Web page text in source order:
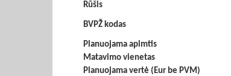
Rūšis
BVPŽ kodas
Planuojama apimtis
Matavimo vienetas
Planuojama vertė (Eur be PVM)